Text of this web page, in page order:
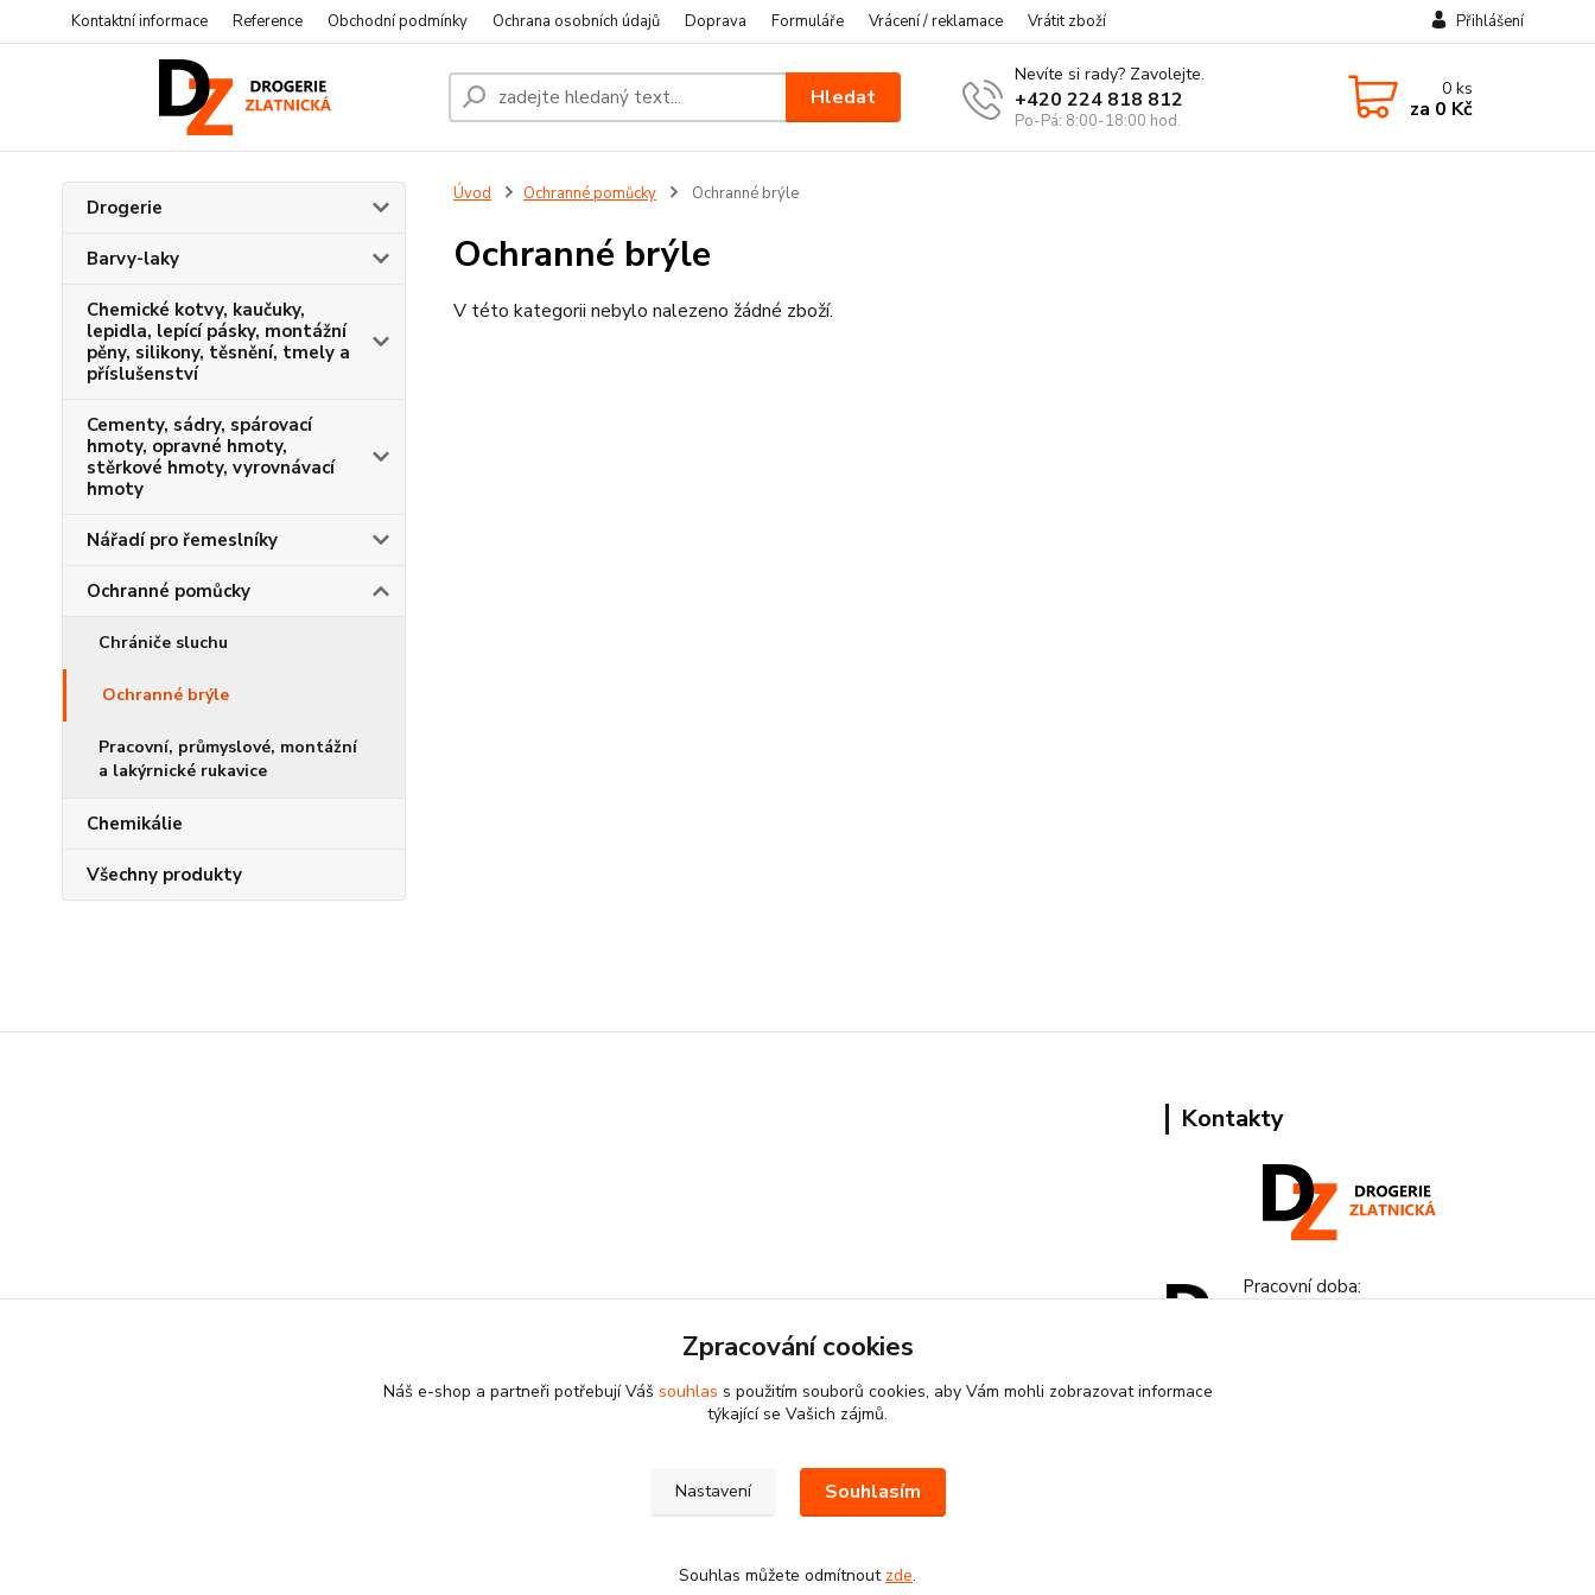
Kontaktní informace Reference Obchodní podmínky Ochrana osobních údajů Doprava Formuláře Vrácení / reklamace Vrátit zboží Přihlášení
Hledat
Nevíte si rady? Zavolejte.
+420 224 818 812
Po-Pá: 8:00-18:00 hod.
0ks
za 0 Kč
Drogerie
Barvy-laky
Chemické kotvy, kaučuky,
lepidla, lepící pásky, montážní
pěny, silikony, těsnění, tmely a
příslušenství
Cementy, sádry, spárovací
hmoty, opravné hmoty,
stěrkové hmoty, vyrovnávací
hmoty
Nářadí pro řemeslníky
Ochranné pomůcky
Chrániče sluchu
Ochranné brýle
Pracovní, průmyslové, montážní
a lakýrnické rukavice
Chemikálie
Všechny produkty
Úvod Ochranné pomůcky Ochranné brýle
Ochranné brýle
V této kategorii nebylo nalezeno žádné zboží.
Kontakty
Pracovní doba:
info@drogeriezlatnicka.cz
Zpracování cookies
Náš e-shop a partneři potřebují Váš souhlas s použitím souborů cookies, aby Vám mohli zobrazovat informace
týkající se Vašich zájmů.
Nastavení Souhlasím
Souhlas můžete odmítnout zde.